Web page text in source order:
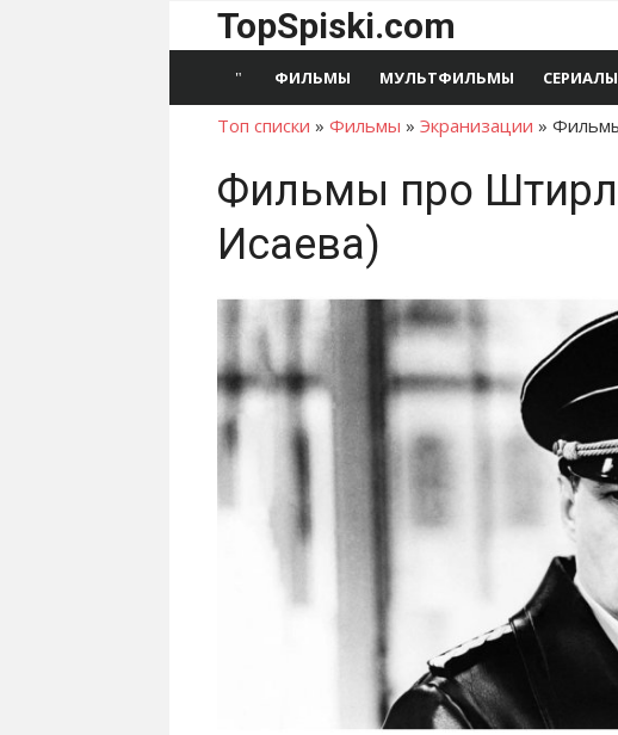
TopSpiski.com
ФИЛЬМЫ МУЛЬТФИЛЬМЫ СЕРИАЛЫ
Топ списки » Фильмы » Экранизации »
Фильмы про
Исаева)